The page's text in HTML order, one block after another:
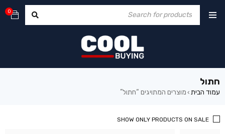
0
חתול
עמוד הבית › מוצרים המתויגים “חתול”
SHOW ONLY PRODUCTS ON SALE